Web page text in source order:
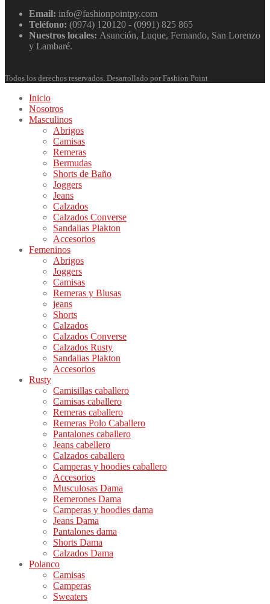
Email: info@fashionpointpy.com
Teléfono: (0974) 120120 - (0991) 825 865
Nuestros locales: Asunción, Luque, Fernando, San Lorenzo
y Lambaré.
Todos los derechos reservados. Desarrollado por Fashion Point
Inicio
Nosotros
Masculinos
Abrigos
Camisas
Remeras
Bermudas
Shorts de Baño
Joggers
Jeans
Calzados
Calzados Converse
Sandalias Plakton
Accesorios
Femeninos
Abrigos
Joggers
Camisas
Remeras y Blusas
jeans
Shorts
Calzados
Calzados Converse
Calzados Rusty
Sandalias Plakton
Accesorios
Rusty
Camisillas caballero
Camisas caballero
Remeras caballero
Remeras Polo Caballero
Pantalones caballero
Jeans cabellero
Calzados caballero
Camperas y hoodies caballero
Accesorios
Musculosas Dama
Remerones Dama
Camperas y hoodies dama
Jeans Dama
Pantalones dama
Shorts Dama
Calzados Dama
Polanco
Camisas
Camperas
Sweaters